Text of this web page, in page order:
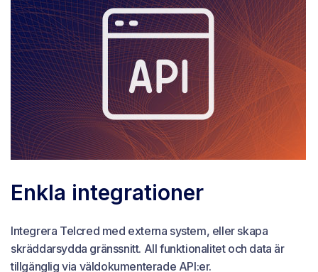
Enkla integrationer
Integrera Telcred med externa system, eller skapa
skräddarsydda gränssnitt. All funktionalitet och data är
tillgänglig via väldokumenterade API:er.